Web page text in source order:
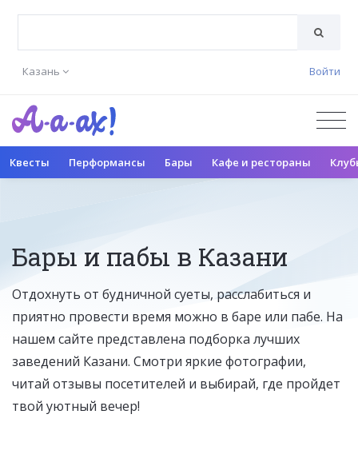
Казань Войти
Квесты Перформансы Бары Кафе и рестораны
Бары и пабы в Казани
Отдохнуть от будничной суеты, расслабиться и
приятно провести время можно в баре или пабе. На
нашем сайте представлена подборка лучших
заведений Казани. Смотри яркие фотографии,
читай отзывы посетителей и выбирай, где пройдет
твой уютный вечер!